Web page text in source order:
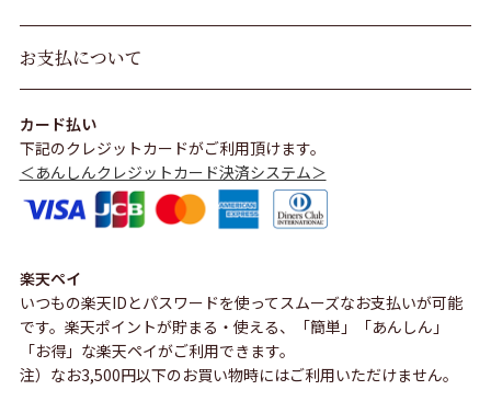
お支払について
カード払い
下記のクレジットカードがご利用頂けます。
＜あんしんクレジットカード決済システム＞
楽天ペイ
いつもの楽天IDとパスワードを使ってスムーズなお支払いが可能
です。楽天ポイントが貯まる・使える、「簡単」「あんしん」
「お得」な楽天ペイがご利用できます。
注）なお3,500円以下のお買い物時にはご利用いただけません。